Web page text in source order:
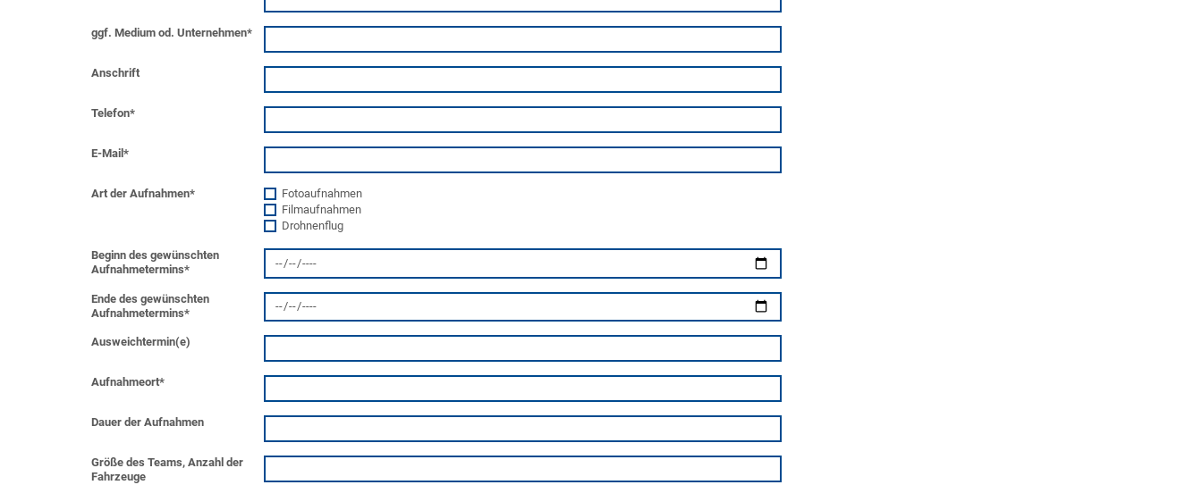
ggf. Medium od. Unternehmen*
Anschrift
Telefon*
E-Mail *
Art der Aufnahmen*
Fotoaufnahmen
Filmaufnahmen
Drohnenflug
Beginn des gewünschten
Aufnahmetermins*
Ende des gewünschten
Aufnahmetermins*
Ausweichtermin(e)
Aufnahmeort*
Dauer der Aufnahmen
Größe des Teams, Anzahl der
Fahrzeuge